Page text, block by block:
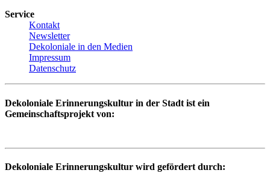
Service
Kontakt
Newsletter
Dekoloniale in den Medien
Impressum
Datenschutz
Dekoloniale Erinnerungskultur in der Stadt ist ein
Gemeinschaftsprojekt von:
Dekoloniale Erinnerungskultur wird gefördert durch: